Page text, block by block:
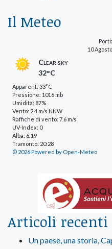
Il Meteo
10
Clear sky
32°C
Apparent: 33°C
Pressione: 1016 mb
Umidità: 87%
Vento: 2.4 m/s NNW
Raffiche di vento: 7.6 m/s
UV-Index: 0
Alba: 6:19
Tramonto: 20:28
© 2026 Powered by Open-Meteo
Articoli recenti
Un paese, una storia,